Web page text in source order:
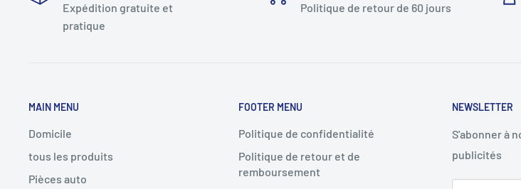
Expédition gratuite et
pratique
Politique de retour de 60 jours
MAIN MENU
Domicile
tous les produits
Pièces auto
FOOTER MENU
Politique de confidentialité
Politique de retour et de
remboursement
NEWSLETTER
S'abonner à
publicités